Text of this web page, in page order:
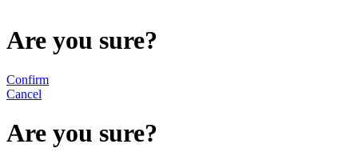
Are you sure?
Confirm
Cancel
Are you sure?